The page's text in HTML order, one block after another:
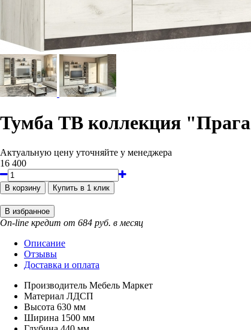
Тумба ТВ коллекция
Актуальную цену уточняйте у менеджера
16 400
On-line кредит от 684 руб. в месяц
Описание
Отзывы
Доставка и оплата
Производитель Мебель Маркет
Материал ЛДСП
Высота 630 мм
Ширина 1500 мм